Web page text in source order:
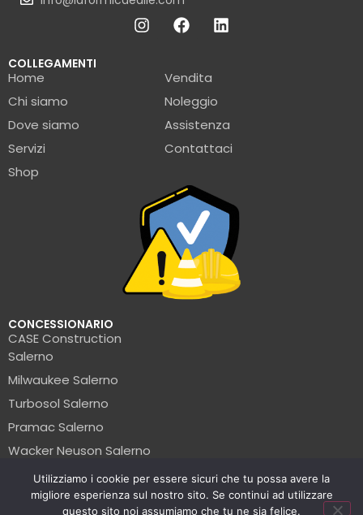
COLLEGAMENTI
Home
Chi siamo
Dove siamo
Servizi
Shop
Vendita
Noleggio
Assistenza
Contattaci
CONCESSIONARIO
CASE Construction
Salerno
Milwaukee Salerno
Turbosol Salerno
Pramac Salerno
Wacker Neuson Salerno
Clark Salerno
© La Formica Edile | P.IVA: 05456560654 | 2025
Utilizziamo i cookie per essere sicuri che tu possa avere la
migliore esperienza sul nostro sito. Se continui ad utilizzare
questo sito noi assumiamo che tu ne sia felice.